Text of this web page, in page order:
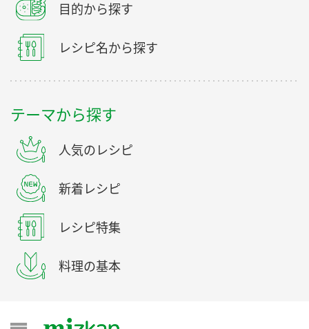
目的から探す
レシピ名から探す
テーマから探す
人気のレシピ
新着レシピ
レシピ特集
料理の基本